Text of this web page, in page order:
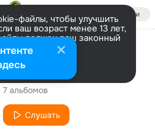
Войти
файлы, чтобы улучшить
ваш возраст менее 13 лет,
должен ваш законный
информации
Настроить
Исполнитель
Chrissy Metz
7 альбомов
Слушать